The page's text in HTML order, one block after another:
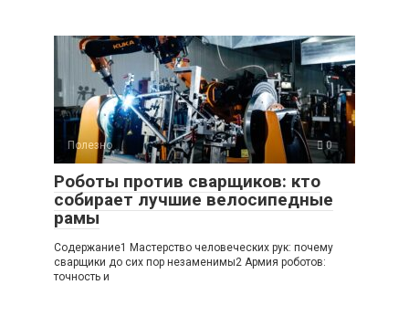
Полезно 0
Роботы против сварщиков: кто
собирает лучшие велосипедные
рамы
Содержание1 Мастерство человеческих рук: почему
сварщики до сих пор незаменимы2 Армия роботов:
точность и